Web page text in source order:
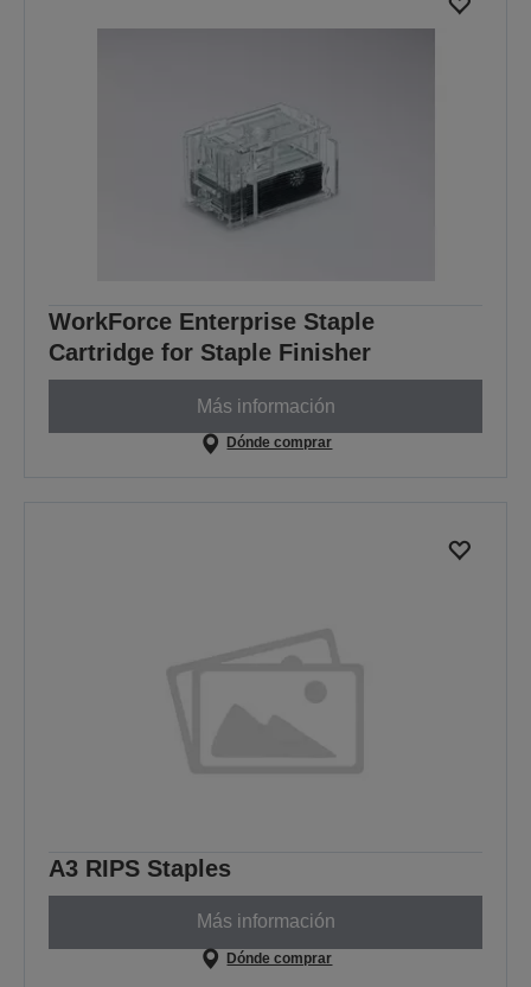
WorkForce Enterprise Staple
Cartridge for Staple Finisher
Más información
Dónde comprar
A3 RIPS Staples
Más información
Dónde comprar